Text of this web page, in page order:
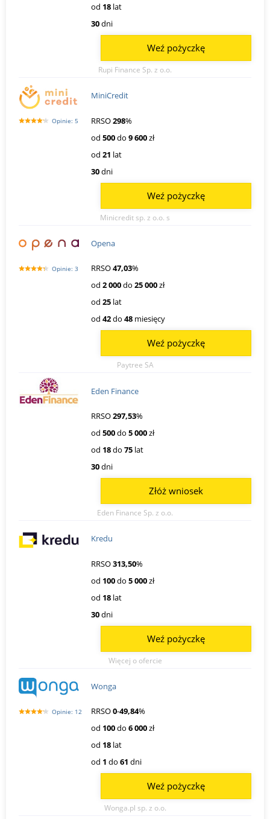
od 18 lat
30dni
Rupi Finance Sp. z o.o.
Weź pożyczkę
Opinie: 5
MiniCredit
RRSO298%
od 500do 9 600zł
od 21 lat
30dni
Minicredit sp. z o.o. s
Weź pożyczkę
Opinie: 3
Opena
RRSO47,03%
od 2 000do 25 000zł
od 25 lat
od 42do 48 miesięcy
Paytree SA
Weź pożyczkę
Eden Finance
RRSO297,53%
od 500do 5 000zł
od 18do 75 lat
30dni
Eden Finance Sp. z o.o.
Złóż wniosek
Kredu
RRSO313,50%
od 100do 5 000zł
od 18 lat
30dni
Więcej o ofercie
Weź pożyczkę
Opinie: 12
Wonga
RRSO0-49,84%
od 100do 6 000zł
od 18 lat
od 1 do 61 dni
Wonga.pl sp. z o.o.
Weź pożyczkę